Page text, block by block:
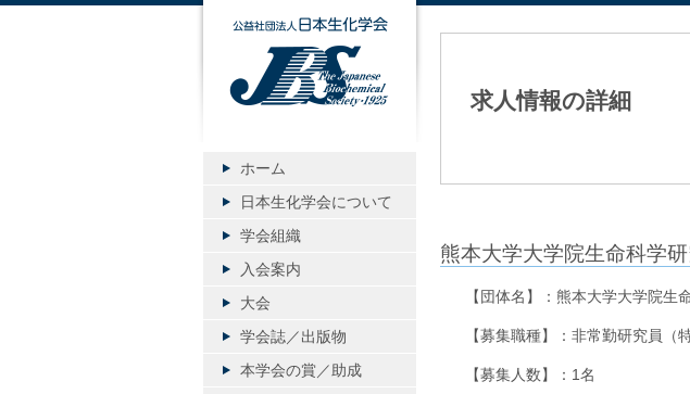
求人情報の詳細
熊本大学大学院生命科学
【団体名】：熊本大学大学院
【募集職種】：非常勤研究員（
【募集人数】：1名
公益社団法人日本生化学会
ホーム
日本生化学会について
学会組織
入会案内
大会
学会誌／出版物
本学会の賞／助成